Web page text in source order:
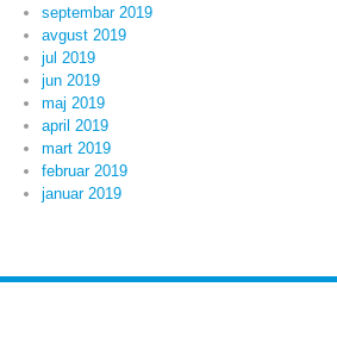
septembar 2019
avgust 2019
jul 2019
jun 2019
maj 2019
april 2019
mart 2019
februar 2019
januar 2019